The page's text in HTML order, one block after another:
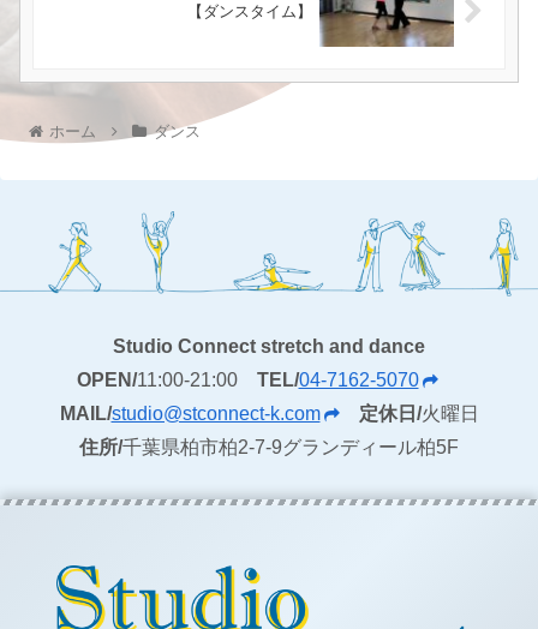
【ダンスタイム】
ホーム ダンス
Studio Connect stretch and dance
OPEN/11:00-21:00 TEL/04-7162-5070
MAIL/studio@stconnect-k.com 定休日/火曜日
住所/千葉県柏市柏2-7-9グランディール柏5F